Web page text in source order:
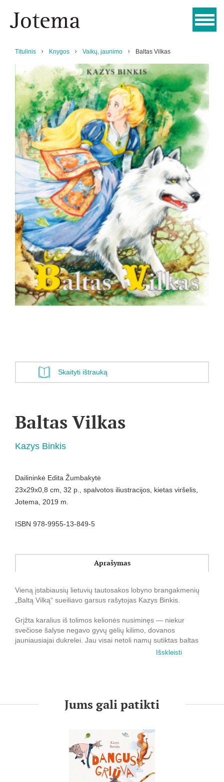
Titulinis Knygos Vaikų, jaunimo Baltas Vilkas
Skaityti ištrauką
Baltas Vilkas
Kazys Binkis
Dailininkė Edita Žumbakytė
23x29x0,8 cm, 32 p., spalvotos iliustracijos, kietas viršelis,
Jotema, 2019 m.
ISBN 978-9955-13-849-5
Aprašymas
Vieną įstabiausių lietuvių tautosakos lobyno brangakmenių
„Baltą Vilką“ sueiliavo garsus rašytojas Kazys Binkis.
Grįžta karalius iš tolimos kelionės nusiminęs ― niekur
svečiose šalyse negavo gyvų gėlių kilimo, dovanos
jauniausiajai dukrelei. Jau visai netoli namų sutiktas baltas
vilkas turi tokį kilimą, tačiau mainais už jį prašo to, ką karalius
dailininkė Edita Žumbakytė.
Išskleisti
Jums gali patikti